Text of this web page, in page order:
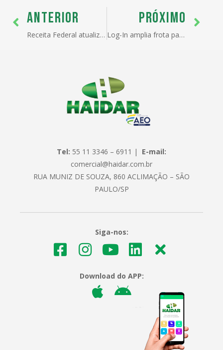
ANTERIOR
Receita Federal atualiza norma sobre atendimento digital
PRÓXIMO
Log-In amplia frota para cabotagem no país
Tel: 55 11 3346 – 6911 | E-mail:
comercial@haidar.com.br
RUA MUNIZ DE SOUZA, 860 ACLIMAÇÃO – SÃO
PAULO/SP
Siga-nos:
Download do APP: